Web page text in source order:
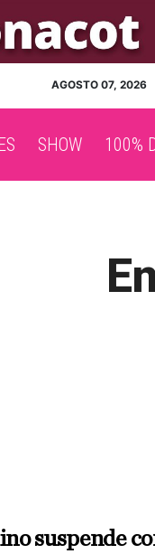
AGOSTO 07, 2026
SHOW 100%
suspende